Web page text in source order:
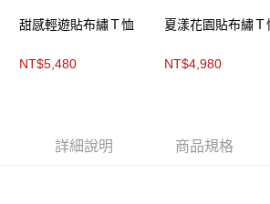
恩沛科技股份有限公司將有權停止該用戶之使用額
甜感輕遊貼布繡Ｔ恤
NT$5,480
夏漾花園貼布繡Ｔ
NT$4,980
詳細說明 商品規格